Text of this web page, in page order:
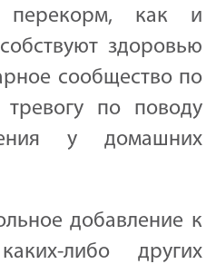
перекорм, как и
здоровью
сообщество по
по поводу
у домашних
добавление к
либо других